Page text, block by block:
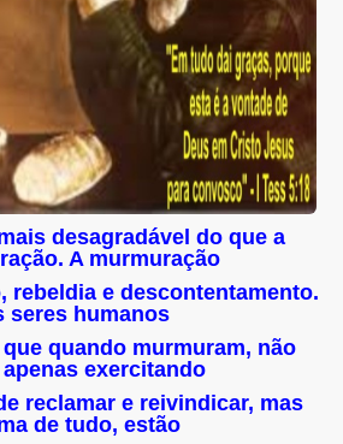
desagradável do que a
A murmuração
rebeldia e descontentamento.
seres humanos
quando murmuram, não
exercitando
reclamar e reivindicar, mas
de tudo, estão